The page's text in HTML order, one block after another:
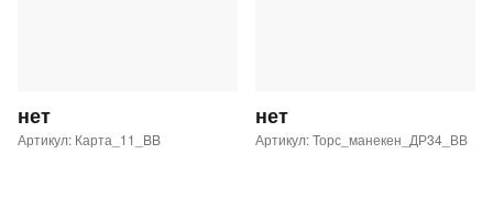
нет
Артикул: Карта_11_BB
нет
Артикул: Торс_манекен_ДР34_ВВ